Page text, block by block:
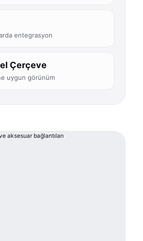
entegrasyon
Çerçeve
uygun görünüm